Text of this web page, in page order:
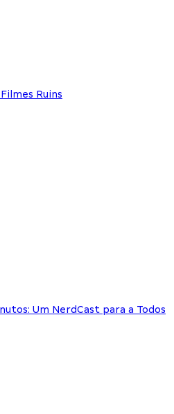
Ruins
Um NerdCast para a Todos